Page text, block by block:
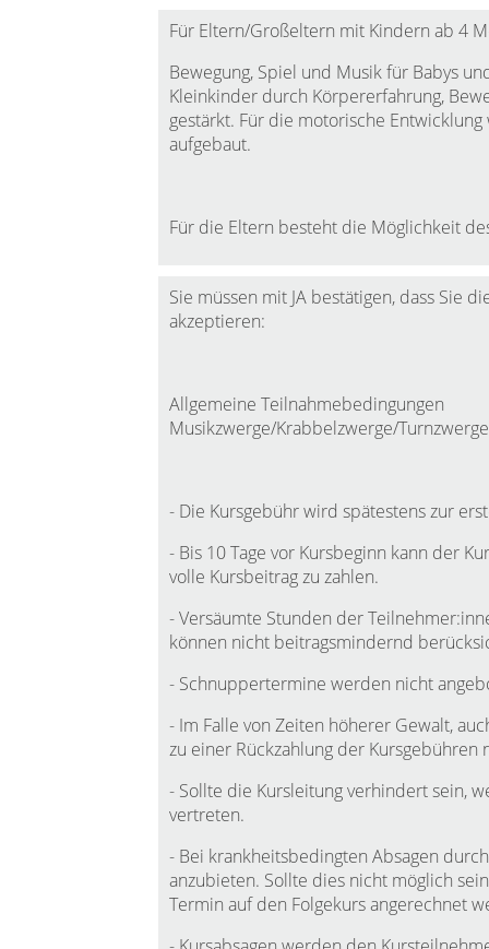
Für Eltern/Großeltern mit Kindern ab 4
Bewegung, Spiel und Musik für Babys
Kleinkinder durch Körpererfahrung,
gestärkt. Für die motorische
aufgebaut.
Für die Eltern besteht die Möglichkeit
Sie müssen mit JA bestätigen, dass Sie
akzeptieren:
Allgemeine Teilnahmebedingungen
Musikzwerge/Krabbelzwerge/
- Die Kursgebühr wird spätestens zur
- Bis 10 Tage vor Kursbeginn kann der
volle Kursbeitrag zu zahlen.
- Versäumte Stunden der
können nicht beitragsmindernd
- Schnuppertermine werden nicht
- Im Falle von Zeiten höherer Gewalt,
zu einer Rückzahlung der Kursgebühren
- Sollte die Kursleitung verhindert sein,
vertreten.
- Bei krankheitsbedingten Absagen
anzubieten. Sollte dies nicht möglich
Termin auf den Folgekurs angerechnet